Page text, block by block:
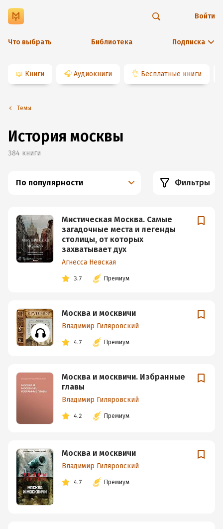
Что выбрать Библиотека Подписка
Войти
📖 Книги 🎧 Аудиокниги 👌 Бесплатные книги
Темы
История москвы
384 книги
По популярности Фильтры
Мистическая Москва. Самые
загадочные места и легенды
столицы, от которых
захватывает дух
Агнесса Невская
3.7 Премиум
Москва и москвичи
Владимир Гиляровский
4.7 Премиум
Москва и москвичи. Избранные
главы
Владимир Гиляровский
4.2 Премиум
Москва и москвичи
Владимир Гиляровский
4.7 Премиум